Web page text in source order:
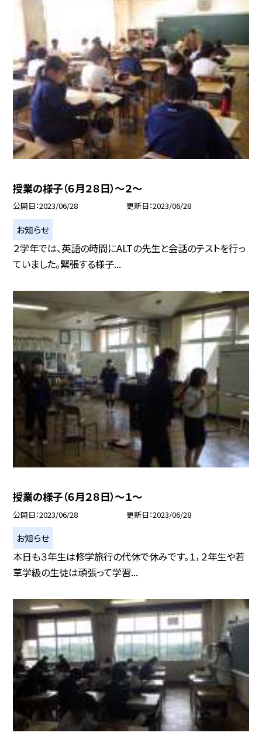
授業の様子（６月２８日）〜２〜
公開日 2023/06/28 更新日 2023/06/28
お知らせ
２学年では、英語の時間にALTの先生と会話のテストを行っ
ていました。緊張する様子...
授業の様子（６月２８日）〜１〜
公開日 2023/06/28 更新日 2023/06/28
お知らせ
本日も３年生は修学旅行の代休で休みです。１，２年生や若
草学級の生徒は頑張って学習...